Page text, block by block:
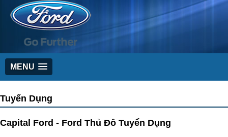
MENU
Tuyển Dụng
Capital Ford - Ford Thủ Đô Tuyển Dụng